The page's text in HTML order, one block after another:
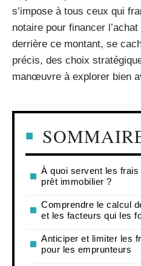
s’impose à tous ceux qui
notaire pour financer
derrière ce montant, se
précis, des choix
manœuvre à explorer bien
À quoi servent les frais
prêt immobilier ?
Comprendre le calcul
et les facteurs qui les
Anticiper et limiter les
pour les emprunteurs